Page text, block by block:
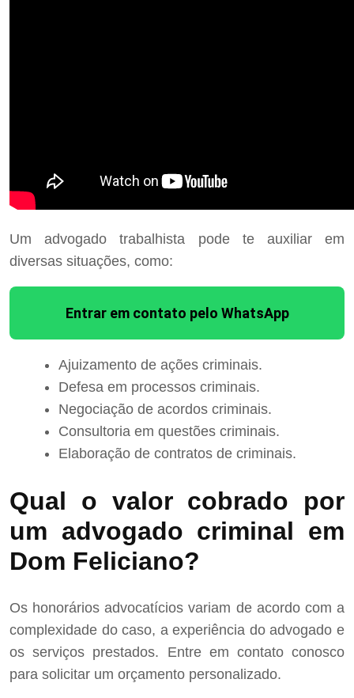
Um advogado trabalhista pode te auxiliar em
diversas situações, como:
Entrar em contato pelo WhatsApp
Ajuizamento de ações criminais.
Defesa em processos criminais.
Negociação de acordos criminais.
Consultoria em questões criminais.
Elaboração de contratos de criminais.
Qual o valor cobrado por
um advogado criminal em
Dom Feliciano?
Os honorários advocatícios variam de acordo com a
complexidade do caso, a experiência do advogado e
os serviços prestados. Entre em contato conosco
para solicitar um orçamento personalizado.